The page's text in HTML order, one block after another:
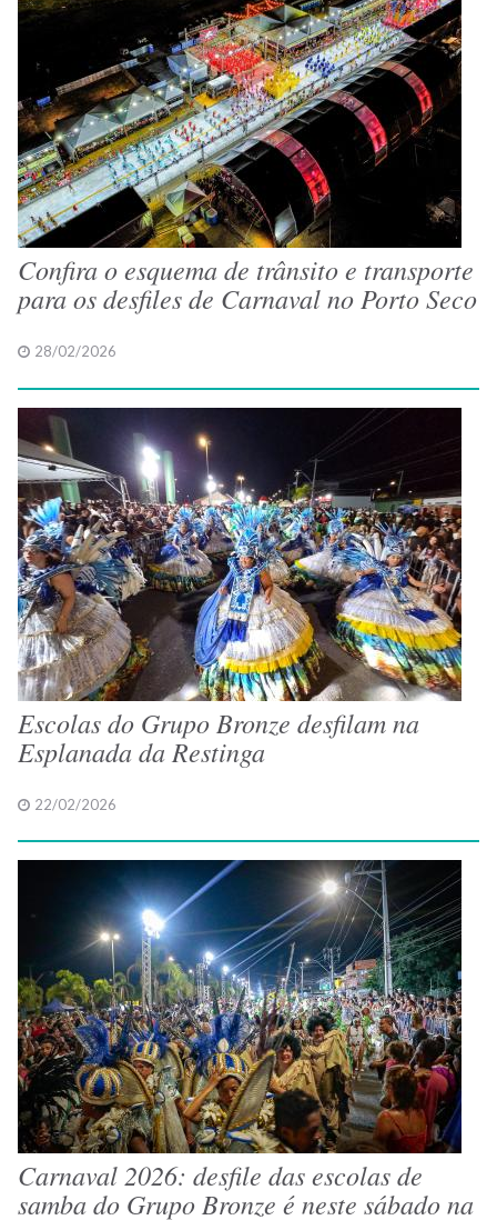
Confira o esquema de trânsito e transporte
para os desfiles de Carnaval no Porto Seco
28/02/2026
Escolas do Grupo Bronze desfilam na
Esplanada da Restinga
22/02/2026
Carnaval 2026: desfile das escolas de
samba do Grupo Bronze é neste sábado na